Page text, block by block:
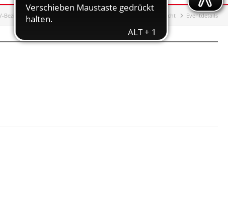
Bezirk Wiesbaden/Frankfurt Übersicht Eventdetails